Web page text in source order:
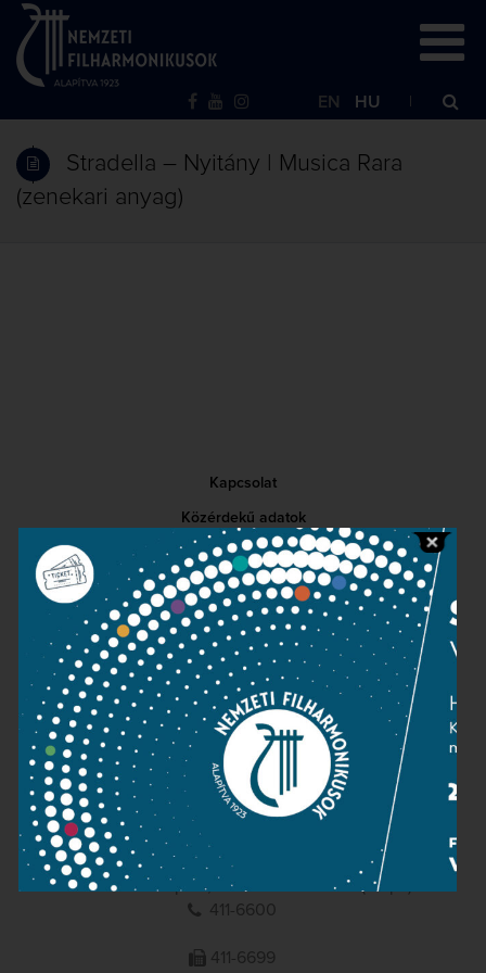
EN HU
Stradella – Nyitány | Musica Rara
(zenekari anyag)
Kapcsolat
Közérdekű adatok
Sajtószoba
Adatvédelem
Impresszum
NEMZETI
FILHARMONIKUSOK
1095 Budapest, Komor Marcell u. 1. (Müpa)
411-6600
411-6699